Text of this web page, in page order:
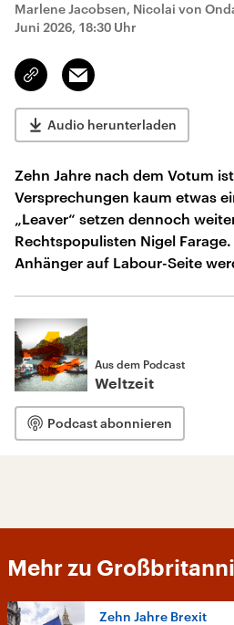
Marlene Jacobsen, Nicolai von
Juni 2026, 18:30 Uhr
Link
kopieren/teilen
Email
Audio herunterladen
Zehn Jahre nach dem Votum
Versprechungen kaum etwas
„Leaver“ setzen dennoch
Rechtspopulisten Nigel
Anhänger auf Labour-Seite
Aus dem Podcast
Weltzeit
Podcast abonnieren
Mehr zu
Zehn Jahre Brexit